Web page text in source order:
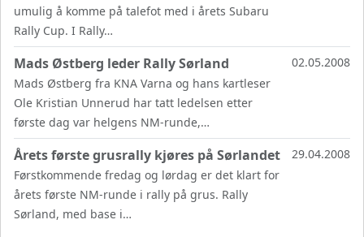
umulig å komme på talefot med i årets Subaru
Rally Cup. I Rally…
Mads Østberg leder Rally Sørland
Mads Østberg fra KNA Varna og hans kartleser
Ole Kristian Unnerud har tatt ledelsen etter
første dag var helgens NM-runde,…
02.05.2008
Årets første grusrally kjøres på Sørlandet
Førstkommende fredag og lørdag er det klart for
årets første NM-runde i rally på grus. Rally
Sørland, med base i…
29.04.2008